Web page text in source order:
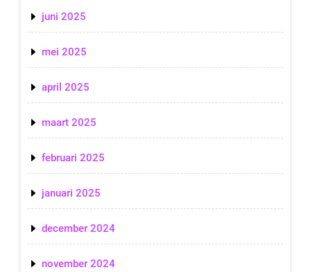
juni 2025
mei 2025
april 2025
maart 2025
februari 2025
januari 2025
december 2024
november 2024